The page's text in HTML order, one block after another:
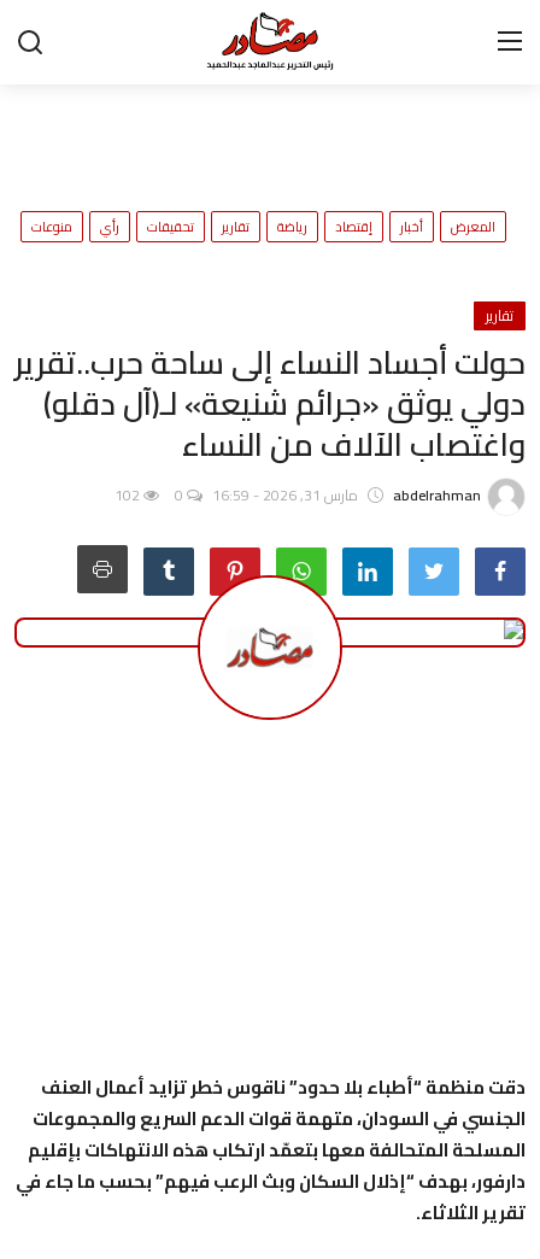
المعرض
إقتصاد
رياضة
تقارير
تحقيقات
منوعات
حوادث وقضايا
المعرض أخبار إقتصاد رياضة تقارير تحقيقات رأي منوعات
تقارير
حولت أجساد النساء إلى ساحة حرب..تقرير
دولي يوثق «جرائم شنيعة» لـ(آل دقلو)
واغتصاب الآلاف من النساء
abdelrahman مارس 31, 2026 - 16:59
دقت منظمة “أطباء بلا حدود” ناقوس خطر تزايد أعمال العنف
الجنسي في السودان، متهمة قوات الدعم السريع والمجموعات
المسلحة المتحالفة معها بتعمّد ارتكاب هذه الانتهاكات بإقليم
دارفور، بهدف “إذلال السكان وبث الرعب فيهم” بحسب ما جاء في
تقرير الثلاثاء.